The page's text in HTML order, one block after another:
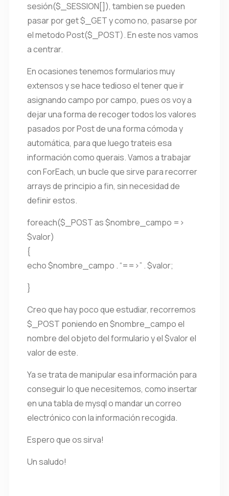
sesión($_SESSION[]), tambien se pueden
pasar por get $_GET y como no, pasarse por
el metodo Post($_POST). En este nos vamos
a centrar.
En ocasiones tenemos formularios muy
extensos y se hace tedioso el tener que ir
asignando campo por campo, pues os voy a
dejar una forma de recoger todos los valores
pasados por Post de una forma cómoda y
automática, para que luego trateis esa
información como querais. Vamos a trabajar
con ForEach, un bucle que sirve para recorrer
arrays de principio a fin, sin necesidad de
definir estos.
foreach($_POST as $nombre_campo =>
$valor)
{
echo $nombre_campo . “==>” . $valor;
}
Creo que hay poco que estudiar, recorremos
$_POST poniendo en $nombre_campo el
nombre del objeto del formulario y el $valor el
valor de este.
Ya se trata de manipular esa información para
conseguir lo que necesitemos, como insertar
en una tabla de mysql o mandar un correo
electrónico con la información recogida.
Espero que os sirva!
Un saludo!